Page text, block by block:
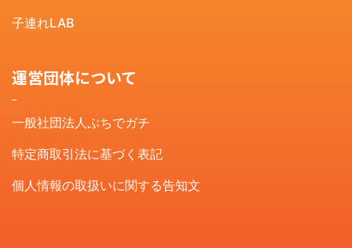
子連れLAB
運営団体について
一般社団法人ぷちでガチ
特定商取引法に基づく表記
個人情報の取扱いに関する告知文